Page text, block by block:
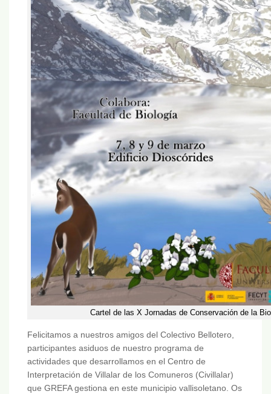
Cartel de las X Jornadas de Conservación de la
Felicitamos a nuestros amigos del Colectivo Bellotero,
participantes asiduos de nuestro programa de
actividades que desarrollamos en el Centro de
Interpretación de Villalar de los Comuneros (Civillalar)
que GREFA gestiona en este municipio vallisoletano. Os